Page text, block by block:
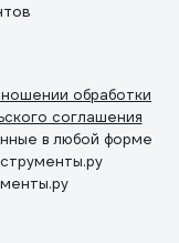
обработки
соглашения
в любой форме